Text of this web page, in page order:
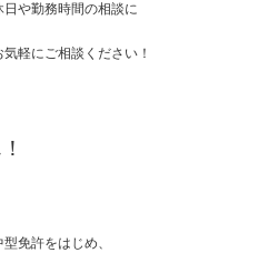
や勤務時間の相談に
軽にご相談ください！
免許をはじめ、